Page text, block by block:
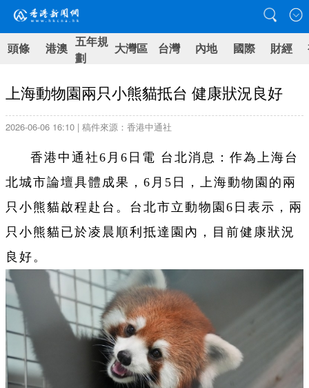
頭條 港澳 五年規
劃
大灣區 台灣 內地 國際 財經
上海動物園兩只小熊貓抵台 健康狀況良好
2026-06-06 16:10 | 稿件來源：香港中通社
香港中通社6月6日電 台北消息：作為上海台
北城市論壇具體成果，6月5日，上海動物園的兩
只小熊貓啟程赴台。台北市立動物園6日表示，兩
只小熊貓已於凌晨順利抵達園內，目前健康狀況
良好。